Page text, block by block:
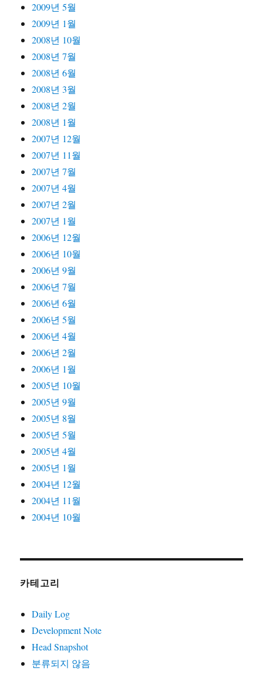
2009년 5월
2009년 1월
2008년 10월
2008년 7월
2008년 6월
2008년 3월
2008년 2월
2008년 1월
2007년 12월
2007년 11월
2007년 7월
2007년 4월
2007년 2월
2007년 1월
2006년 12월
2006년 10월
2006년 9월
2006년 7월
2006년 6월
2006년 5월
2006년 4월
2006년 2월
2006년 1월
2005년 10월
2005년 9월
2005년 8월
2005년 5월
2005년 4월
2005년 1월
2004년 12월
2004년 11월
2004년 10월
카테고리
Daily Log
Development Note
Head Snapshot
분류되지 않음